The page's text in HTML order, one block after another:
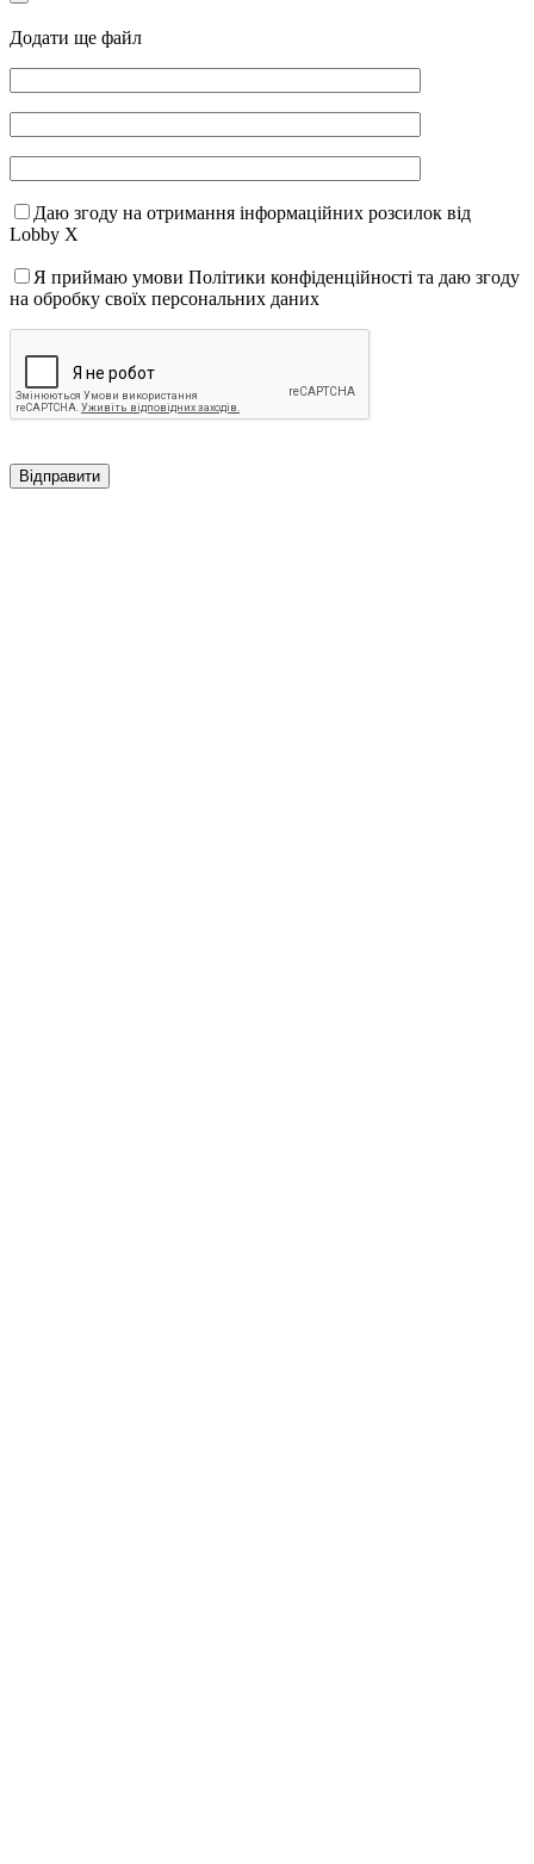
Додати ще файл
Даю згоду на отримання інформаційних розсилок від
Lobby X
Я приймаю умови Політики конфіденційності та даю згоду
на обробку своїх персональних даних